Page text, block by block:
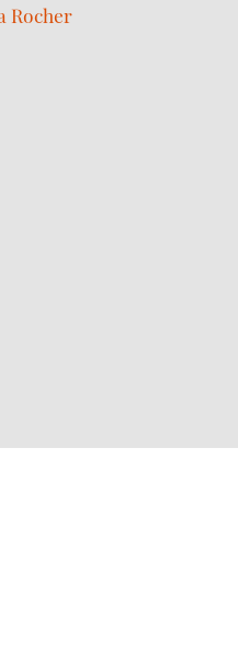
Rocher